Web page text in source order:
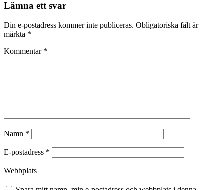
Lämna ett svar
Din e-postadress kommer inte publiceras. Obligatoriska fält är
märkta *
Kommentar *
Namn *
E-postadress *
Webbplats